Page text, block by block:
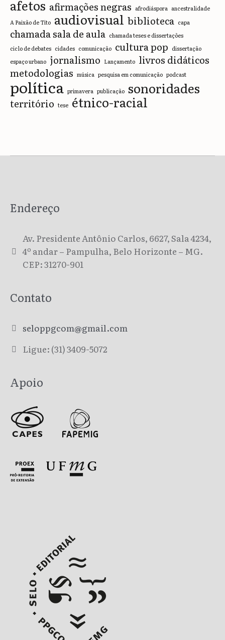
afetos afirmações negras afrodiáspora ancestralidade
A Paixão de Tito audiovisual biblioteca capa
chamada sala de aula chamada teses e dissertações
ciclo de debates cidades comunicação cultura pop dissertação
espaço urbano jornalismo Lançamento livros didáticos
metodologias música pesquisa em comunicação podcast
política primavera publicação sonoridades
território tese étnico-racial
Endereço
Av. Presidente Antônio Carlos, 6627, Sala 4234,
4º andar – Pampulha, Belo Horizonte – MG.
CEP: 31270-901
Contato
seloppgcom@gmail.com
Ligue: (31) 3409-5072
Apoio